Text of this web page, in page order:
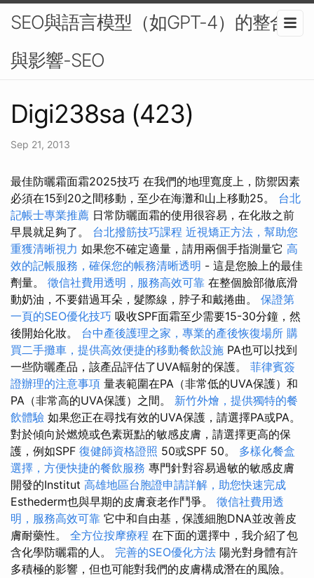
SEO與語言模型（如GPT-4）的整合
與影響-SEO
Digi238sa (423)
Sep 21, 2013
最佳防曬霜面霜2025技巧 在我們的地理寬度上，防禦因素
必須在15到20之間移動，至少在海灘和山上移動25。 台北
記帳士專業推薦 日常防曬面霜的使用很容易，在化妝之前
早晨就足夠了。 台北撥筋技巧課程 近視矯正方法，幫助您
重獲清晰視力 如果您不確定適量，請用兩個手指測量它 高
效的記帳服務，確保您的帳務清晰透明 - 這是您臉上的最佳
劑量。 徵信社費用透明，服務高效可靠 在整個臉部徹底滑
動奶油，不要錯過耳朵，髮際線，脖子和戴捲曲。 保證第
一頁的SEO優化技巧 吸收SPF面霜至少需要15-30分鐘，然
後開始化妝。 台中產後護理之家，專業的產後恢復場所 購
買二手攤車，提供高效便捷的移動餐飲設施 PA也可以找到
一些防曬產品，該產品評估了UVA輻射的保護。 菲律賓簽
證辦理的注意事項 量表範圍在PA（非常低的UVA保護）和
PA（非常高的UVA保護）之間。 新竹外燴，提供獨特的餐
飲體驗 如果您正在尋找有效的UVA保護，請選擇PA或PA。
對於傾向於燃燒或色素斑點的敏感皮膚，請選擇更高的保
護，例如SPF 復健師資格證照 50或SPF 50。 多樣化餐盒
選擇，方便快捷的餐飲服務 專門針對容易過敏的敏感皮膚
開發的Institut 高雄地區台胞證申請詳解，助您快速完成
Esthederm也與早期的皮膚衰老作鬥爭。 徵信社費用透
明，服務高效可靠 它中和自由基，保護細胞DNA並改善皮
膚耐藥性。 全方位按摩療程 在下面的選擇中，我介紹了包
含化學防曬霜的人。 完善的SEO優化方法 陽光對身體有許
多積極的影響，但也可能對我們的皮膚構成潛在的風險。